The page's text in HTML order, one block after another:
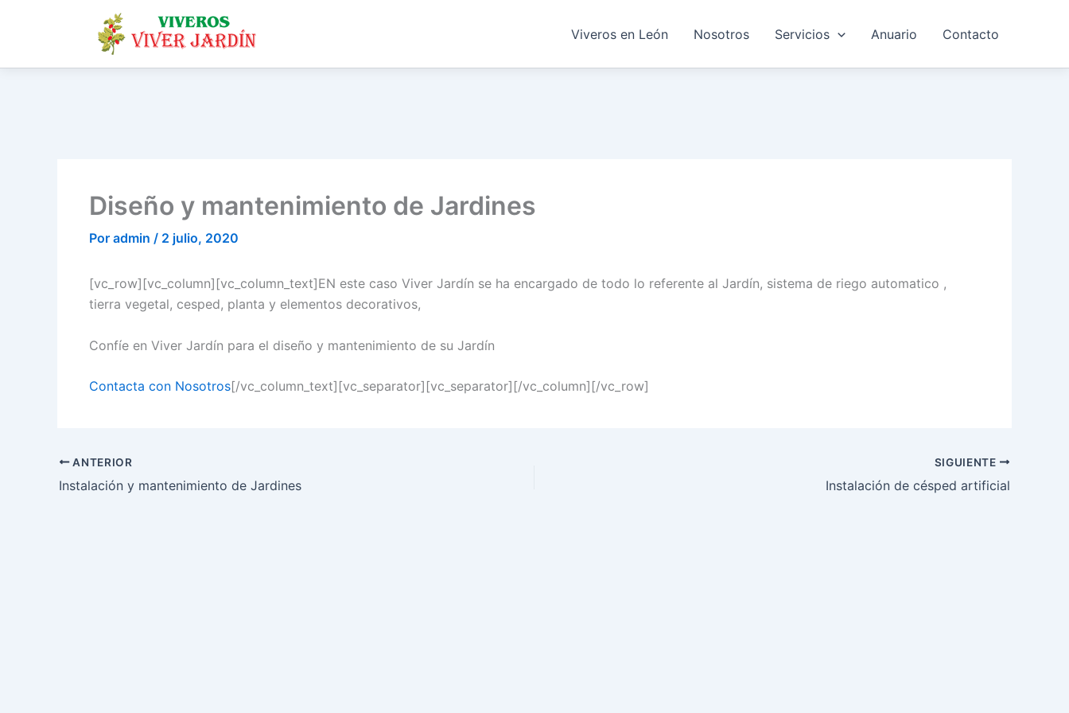
Viveros en León Nosotros Servicios Anuario Contacto
Diseño y mantenimiento de Jardines
Por admin / 2 julio, 2020
[vc_row][vc_column][vc_column_text]EN este caso Viver Jardín se ha encargado de todo lo referente al Jardín, sistema de riego automatico ,
tierra vegetal, cesped, planta y elementos decorativos,
Confíe en Viver Jardín para el diseño y mantenimiento de su Jardín
Contacta con Nosotros[/vc_column_text][vc_separator][vc_separator][/vc_column][/vc_row]
ANTERIOR
Instalación y mantenimiento de Jardines
SIGUIENTE
Instalación de césped artificial